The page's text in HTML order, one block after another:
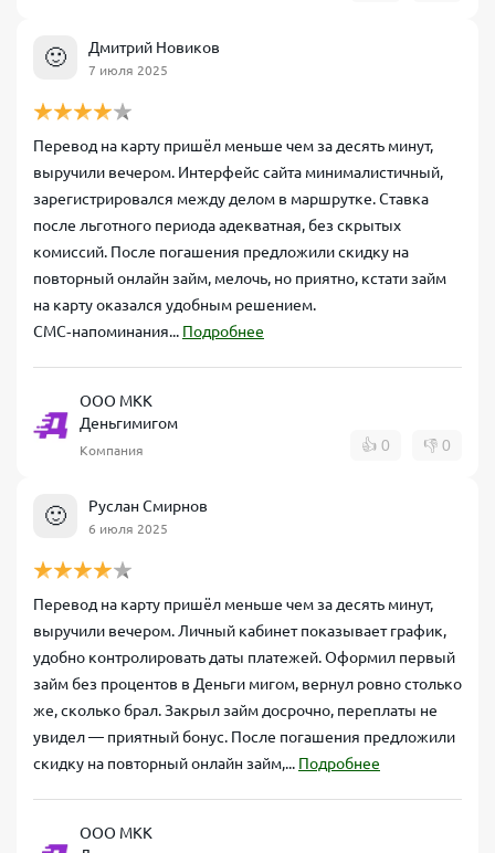
🙂 Дмитрий Новиков
7 июля 2025
Перевод на карту пришёл меньше чем за десять минут,
выручили вечером. Интерфейс сайта минималистичный,
зарегистрировался между делом в маршрутке. Ставка
после льготного периода адекватная, без скрытых
комиссий. После погашения предложили скидку на
повторный онлайн займ, мелочь, но приятно, кстати займ
на карту оказался удобным решением.
СМС‑напоминания... Подробнее
ООО МКК
Деньгимигом
Компания 👍 0 👎 0
🙂 Руслан Смирнов
6 июля 2025
Перевод на карту пришёл меньше чем за десять минут,
выручили вечером. Личный кабинет показывает график,
удобно контролировать даты платежей. Оформил первый
займ без процентов в Деньги мигом, вернул ровно столько
же, сколько брал. Закрыл займ досрочно, переплаты не
увидел — приятный бонус. После погашения предложили
скидку на повторный онлайн займ,... Подробнее
ООО МКК